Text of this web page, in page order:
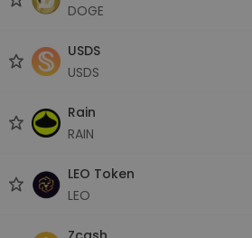
DOGE
USDS
USDS
Rain
RAIN
LEO Token
LEO